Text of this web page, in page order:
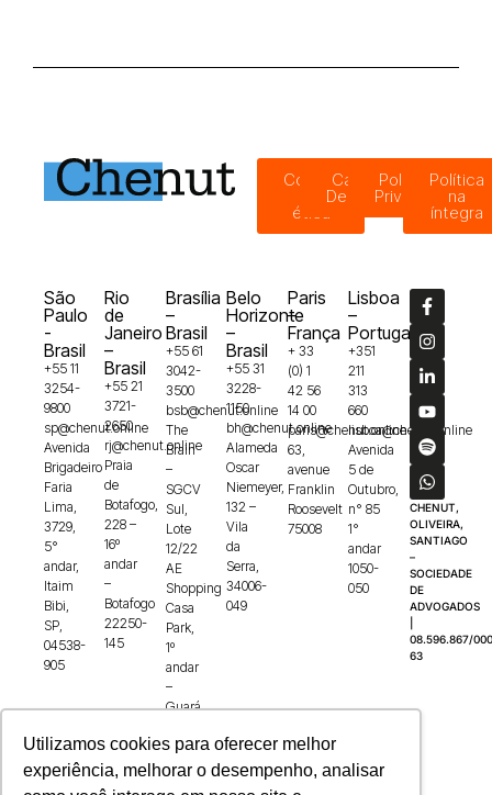
Utilizamos cookies para oferecer melhor
experiência, melhorar o desempenho, analisar
Código
ética
Canal de
Denúncias
Política de
Privacidade
Política
na
íntegra
São
Paulo
-
Brasil
+55 11
3254-
9800
sp@chenut.online
Avenida
Brigadeiro
Faria
Lima,
3729,
5°
andar,
Itaim
Bibi,
SP,
04538-
905
Rio
de
Janeiro
–
Brasil
+55 21
3721-
2650
rj@chenut.online
Praia
de
Botafogo,
228 –
16º
andar
–
Botafogo
22250-
145
Brasília
–
Brasil
+55 61
3042-
3500
bsb@chenut.online
The
Brain
–
SGCV
Sul,
Lote
12/22
AE
Shopping
Casa
Park,
1º
andar
–
Guará,
100
Belo
Horizonte
–
Brasil
+55 31
3228-
1150
bh@chenut.online
Alameda
Oscar
Niemeyer,
132 –
Vila
da
Serra,
34006-
049
Paris
–
França
+ 33
(0) 1
42 56
14 00
paris@chenut.online
63,
avenue
Franklin
Roosevelt
75008
Lisboa
–
Portugal
+351
211
313
660
lisboa@chenut.online
Avenida
5 de
Outubro,
n° 85
1°
andar
1050-
050
CHENUT,
OLIVEIRA,
SANTIAGO
–
SOCIEDADE
DE
ADVOGADOS
08.596.867/
63